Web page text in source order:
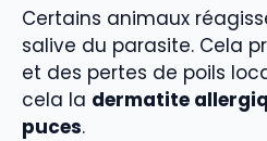
Certains animaux
salive du parasite. Cela
et des pertes de poils
cela la dermatite
puces.